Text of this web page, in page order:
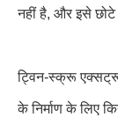
नहीं है, और इसे छोटे
ट्विन-स्क्रू
के निर्माण के लिए